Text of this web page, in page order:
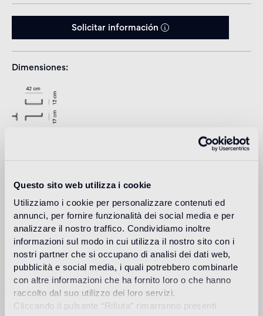
Questo sito web utilizza i cookie
Utilizziamo i cookie per personalizzare contenuti ed
annunci, per fornire funzionalità dei social media e per
analizzare il nostro traffico. Condividiamo inoltre
informazioni sul modo in cui utilizza il nostro sito con i
nostri partner che si occupano di analisi dei dati web,
pubblicità e social media, i quali potrebbero combinarle
con altre informazioni che ha fornito loro o che hanno
raccolto dal suo utilizzo dei loro servizi.
Cliccando il pulsante “Rifiuta” rimarranno presenti
Solicitar información
Dimensiones
Design
studio nendo
Nendo es una firma de diseño fundada en 2002 en Tokio
cuyo director es Oki Sato (nacido en Canadá en 1977,
Master en Arquitectura por la Universidad de Waseda). El
estudio logra su objetivo de provocar en la gente un